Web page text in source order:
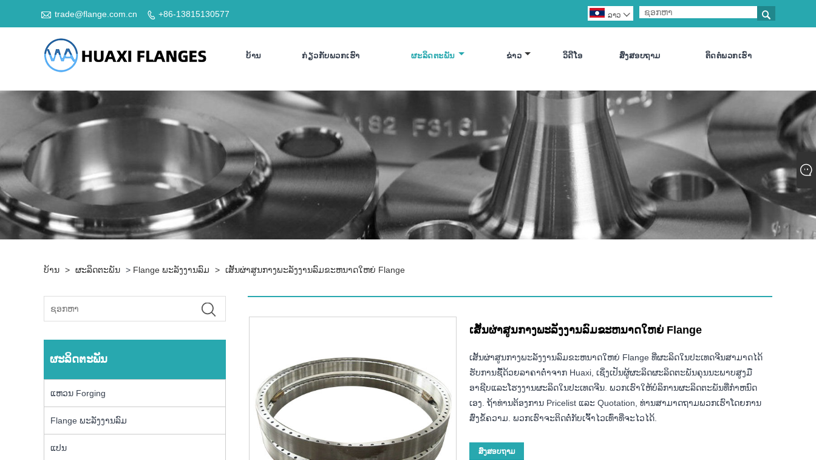
 trade@flange.com.cn  +86-13815130577 
ລາວ 
ບ້ານ ກ່ຽວ​ກັບ​ພວກ​ເຮົາ ຜະລິດຕະພັນ ຂ່າວ ວິດີໂອ ສົ່ງສອບຖາມ ຕິດ​ຕໍ່​ພວກ​ເຮົາ
ບ້ານ > ຜະລິດຕະພັນ > Flange ພະລັງງານລົມ > ເສັ້ນຜ່າສູນກາງພະລັງງານລົມຂະຫນາດໃຫຍ່ Flange
ຜະລິດຕະພັນ
ແຫວນ Forging
Flange ພະລັງງານລົມ
ແປນ
ເສັ້ນຜ່າສູນກາງພະລັງງານລົມຂະຫນາດໃຫຍ່ Flange
ເສັ້ນຜ່າສູນກາງພະລັງງານລົມຂະຫນາດໃຫຍ່ Flange ທີ່ຜະລິດໃນປະເທດຈີນສາມາດໄດ້
ຮັບການຊື້ດ້ວຍລາຄາຕ່ໍາຈາກ Huaxi, ເຊິ່ງເປັນຜູ້ຜະລິດຜະລິດຕະພັນຄຸນນະພາບສູງມື
ອາຊີບແລະໂຮງງານຜະລິດໃນປະເທດຈີນ. ພວກເຮົາໃຫ້ບໍລິການຜະລິດຕະພັນທີ່ກໍາຫນົດ
ເອງ. ຖ້າທ່ານຕ້ອງການ Pricelist ແລະ Quotation, ທ່ານສາມາດຖາມພວກເຮົາໂດຍການ
ສົ່ງຂໍ້ຄວາມ. ພວກເຮົາຈະຕິດຕໍ່ກັບເຈົ້າໄວເທົ່າທີ່ຈະໄວໄດ້.
ສົ່ງສອບຖາມ